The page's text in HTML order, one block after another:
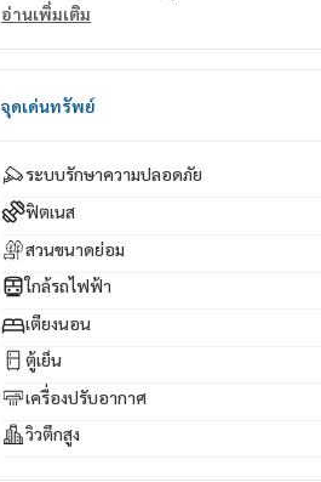
อ่านเพิ่มเติม
จุดเด่นทรัพย์
ระบบรักษาความปลอดภัย
ฟิตเนส
สวนขนาดย่อม
ใกล้รถไฟฟ้า
เตียงนอน
ตู้เย็น
เครื่องปรับอากาศ
วิวตึกสูง